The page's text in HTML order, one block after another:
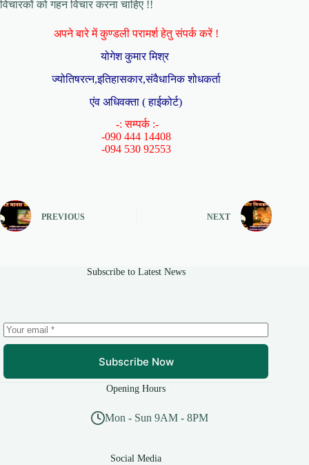
विचारकों को गहन विचार करना चाहिए !!
अपने बारे में कुण्डली परामर्श हेतु संपर्क करें !
योगेश कुमार मिश्र
ज्योतिषरत्न,इतिहासकार,संवैधानिक शोधकर्ता
एंव अधिवक्ता ( हाईकोर्ट)
-: सम्पर्क :-
-090 444 14408
-094 530 92553
PREVIOUS NEXT
Subscribe to Latest News
Subscribe Now
Opening Hours
Mon - Sun 9AM - 8PM
Social Media